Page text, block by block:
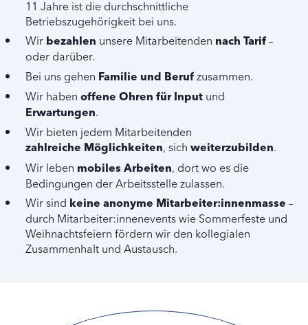
11 Jahre ist die durchschnittliche
Betriebszugehörigkeit bei uns.
Wir bezahlen unsere Mitarbeitenden nach Tarif–
oder darüber.
Bei uns gehen Familie und Berufzusammen.
Wir haben offene Ohren für Input und
Erwartungen.
Wir bieten jedem Mitarbeitenden
zahlreiche Möglichkeiten, sich weiterzubilden.
Wir leben mobiles Arbeiten, dort wo es die
Bedingungen der Arbeitsstelle zulassen.
Wir sind keine anonyme Mitarbeiter:innenmasse –
durch Mitarbeiter:innenevents wie Sommerfeste und
Weihnachtsfeiern fördern wir den kollegialen
Zusammenhalt und Austausch.